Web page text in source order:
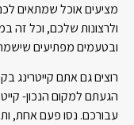
מציעים אוכל שמתאים
ולרצונות שלכם, וכל זה
ובטעמים מפתיעים
רוצים גם אתם קייטרינג
הגעתם למקום הנכון-
עבורכם. נסו פעם אחת,